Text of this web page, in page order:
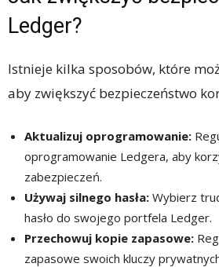
Ledger?
Istnieje kilka sposobów, które
aby zwiększyć bezpieczeństwo
Aktualizuj oprogramowanie:
oprogramowanie Ledgera, aby
zabezpieczeń.
Używaj silnego hasła: Wybierz
hasło do swojego portfela Ledger.
Przechowuj kopie zapasowe:
zapasowe swoich kluczy